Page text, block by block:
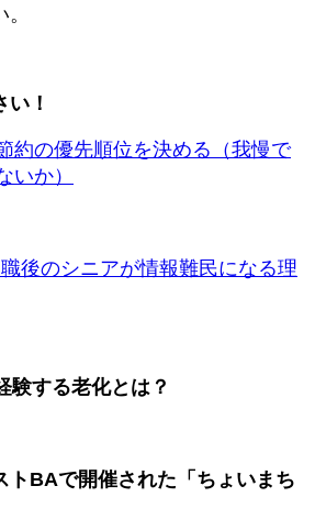
！
約の優先順位を決める（我慢で
いか）
後のシニアが情報難民になる理
験する老化とは？
トBAで開催された「ちょいまち